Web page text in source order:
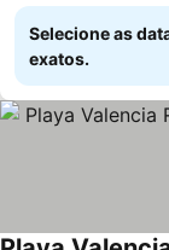
Selecione as
exatos.